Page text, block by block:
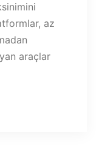
az
araçlar